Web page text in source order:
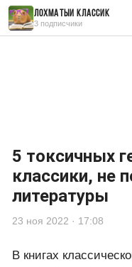
Лохматый Классик
3 подписчики
Читайте также
5 токсичных
классики, не
литературы
23 ноя 2022 · 17:08
В книгах